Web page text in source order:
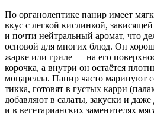
По органолептике панир имеет
вкус с легкой кислинкой,
и почти нейтральный аромат, что
основой для многих блюд. Он
жарке или гриле — на его
корочка, а внутри он остаётся
моцарелла. Панир часто маринуют
тикка, готовят в густых карри
добавляют в салаты, закуски и
и в вегетарианских заменителях